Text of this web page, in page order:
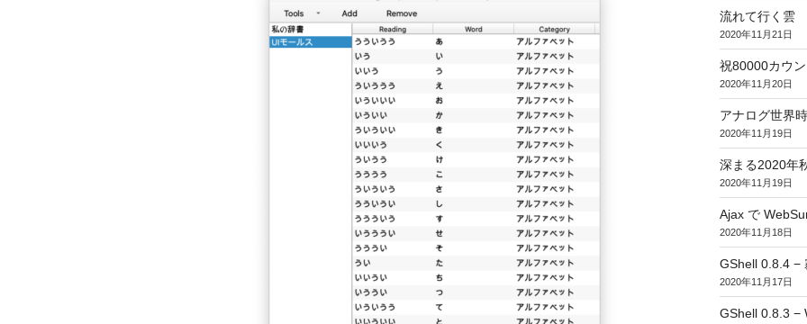
流れて行く雲
2020年11月21日
祝80000カウ
2020年11月20日
アナログ世界
2020年11月19日
深まる2020年
2020年11月19日
Ajax で
2020年11月18日
GShell 0.8.4 −
2020年11月17日
GShell 0.8.3 −